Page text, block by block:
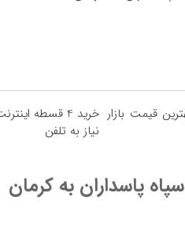
قیمت بازار
خرید 4 قسطه
نیاز به تلفن
پاسداران به کرمان